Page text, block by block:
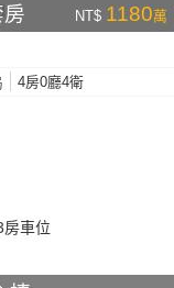
NT$ 1180萬
4房0廳4衛